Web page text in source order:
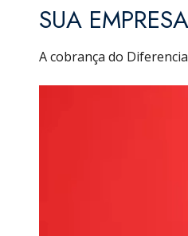
SUA
A cobrança do